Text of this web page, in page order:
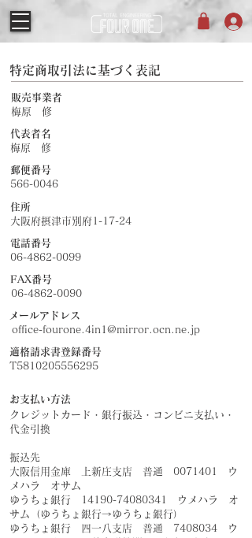
販売事業者
梅原 修
​代表者名
梅原 修
​郵便番号
566-0046
住所
大阪府摂津市別府1-17-24
電話番号
06-4862-0099
FAX番号
06-4862-0090
メールアドレス
office-fourone.4in1@mirror.ocn.ne.jp
適格請求書登録番号
T5810205556295
特定商取引法に基づく表記
​お支払い方法
クレジットカード・銀行振込・コンビニ支払い・
代金引換
振込先
大阪信用金庫 上新庄支店 普通 0071401
ウ
メハラ オサム
ゆうちょ銀行 14190-74080341
ウメハラ オ
サム（ゆうちょ銀行→ゆうちょ銀行）
​ゆうちょ銀行 四一八支店 普通 7408034 ウ